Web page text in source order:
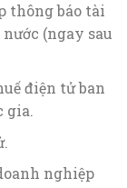
thông báo tài
(ngay sau
điện tử ban
gia.
nghiệp